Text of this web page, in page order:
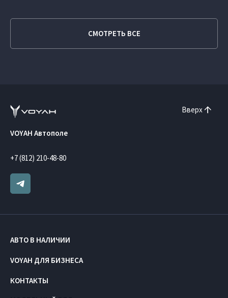
СМОТРЕТЬ ВСЕ
Вверх
VOYAH Автополе
+7 (812) 210-48-80
АВТО В НАЛИЧИИ
VOYAH ДЛЯ БИЗНЕСА
КОНТАКТЫ